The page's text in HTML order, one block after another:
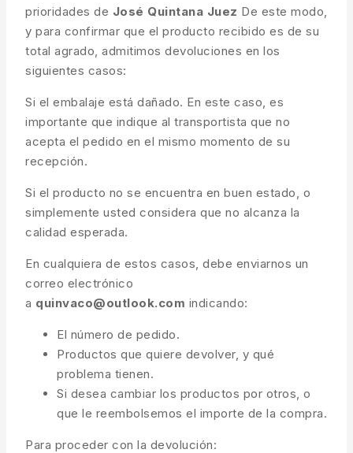
prioridades de José Quintana Juez De este modo,
y para confirmar que el producto recibido es de su
total agrado, admitimos devoluciones en los
siguientes casos:
Si el embalaje está dañado. En este caso, es
importante que indique al transportista que no
acepta el pedido en el mismo momento de su
recepción.
Si el producto no se encuentra en buen estado, o
simplemente usted considera que no alcanza la
calidad esperada.
En cualquiera de estos casos, debe enviarnos un
correo electrónico
a quinvaco@outlook.com indicando:
El número de pedido.
Productos que quiere devolver, y qué
problema tienen.
Si desea cambiar los productos por otros, o
que le reembolsemos el importe de la compra.
Para proceder con la devolución: